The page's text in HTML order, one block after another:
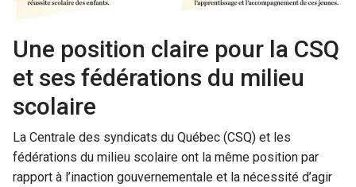
Une position claire pour la CSQ
et ses fédérations du milieu
scolaire
La Centrale des syndicats du Québec (CSQ) et les
fédérations du milieu scolaire ont la même position par
rapport à l’inaction gouvernementale et la nécessité d’agir